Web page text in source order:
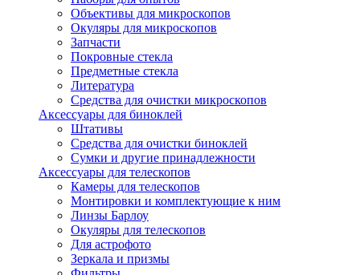
Объективы для микроскопов
Окуляры для микроскопов
Запчасти
Покровные стекла
Предметные стекла
Литература
Средства для очистки микроскопов
Аксессуары для биноклей
Штативы
Средства для очистки биноклей
Сумки и другие принадлежности
Аксессуары для телескопов
Камеры для телескопов
Монтировки и комплектующие к ним
Линзы Барлоу
Окуляры для телескопов
Для астрофото
Зеркала и призмы